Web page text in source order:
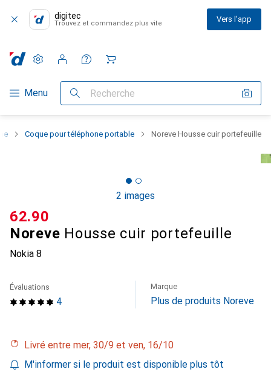
digitec
Trouvez et commandez plus vite Vers l'app
Navigation par catégorie
Menu Recherche
Paramètres
Compte client
Listes de comparaison
Listes d'envies
Panier
Coque pour téléphone portable Noreve Housse cuir portefeuille
2 images
Noreve Housse cuir portefeuille
Nokia 8
CHF
62.90
4
Évaluations Marque
Plus de produits Noreve
Livré entre mer, 30/9 et ven, 16/10
M'informer si le produit est disponible plus tôt